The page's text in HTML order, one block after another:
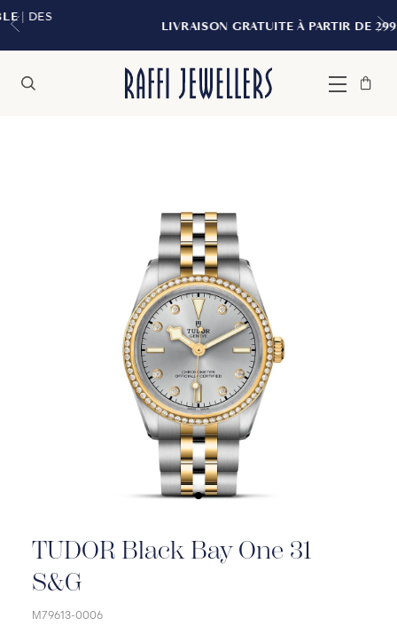
LIVRAISON GRATUITE À PARTIR DE 299 $*
Menu
Sac
Fermer
TUDOR Black Bay One 31
S&G
M79613-0006